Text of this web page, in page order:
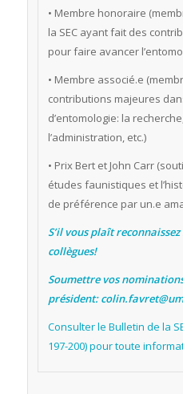
• Membre honoraire
la SEC ayant fait des
pour faire avancer
• Membre associé.e
contributions majeures
d’entomologie: la
l’administration, etc.)
• Prix Bert et John Carr
études faunistiques et
de préférence par un.e
S’il vous plaît reconnaissez
collègues!
Soumettre vos
président:
Consulter le Bulletin de la
197-200) pour toute